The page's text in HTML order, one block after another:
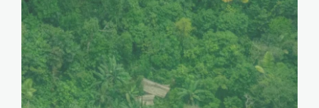
PIACI-Loreto-Foto-
Orpio 2.jpg